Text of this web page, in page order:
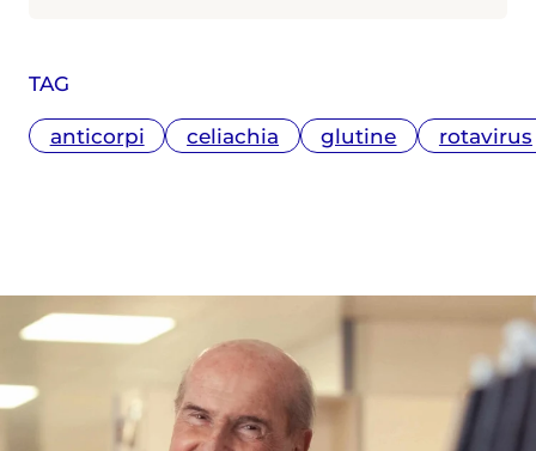
TAG
anticorpi celiachia glutine rotavirus